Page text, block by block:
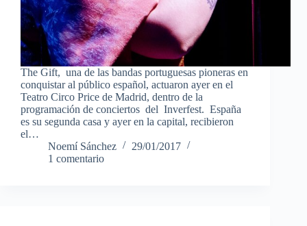
The Gift, una de las bandas portuguesas pioneras en
conquistar al público español, actuaron ayer en el
Teatro Circo Price de Madrid, dentro de la
programación de conciertos del Inverfest. España
es su segunda casa y ayer en la capital, recibieron
el…
Noemí Sánchez
29/01/2017
1 comentario